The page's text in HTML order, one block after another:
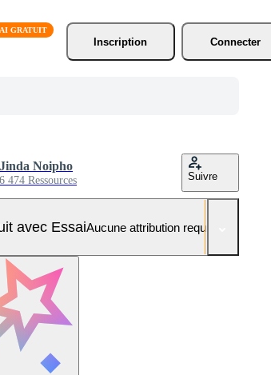
Inscription
Connecter
Jinda Noipho
6 474 Ressources Suivre
avec EssaiAucune attribution requise